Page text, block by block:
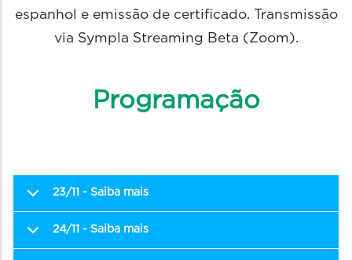
espanhol e emissão de certificado. Transmissão
via Sympla Streaming Beta (Zoom).
Programação
23/11 - Saiba mais
24/11 - Saiba mais